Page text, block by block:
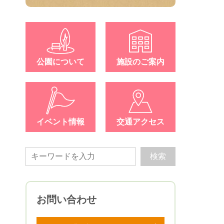
公園について 施設のご案内
イベント情報 交通アクセス
お問い合わせ